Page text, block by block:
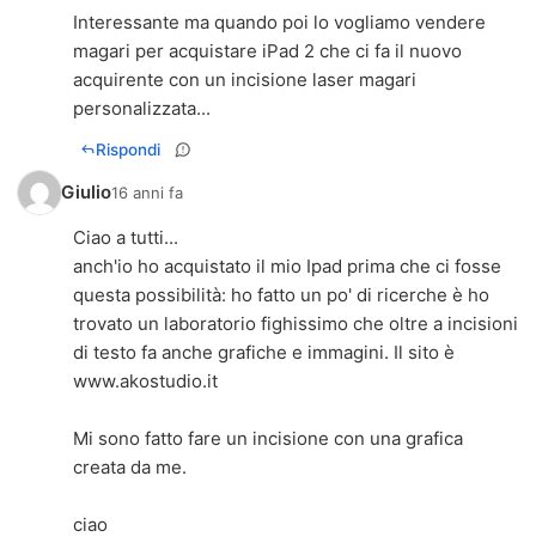
Interessante ma quando poi lo vogliamo vendere
magari per acquistare iPad 2 che ci fa il nuovo
acquirente con un incisione laser magari
personalizzata...
Rispondi
Giulio16 anni fa
Ciao a tutti...
anch'io ho acquistato il mio Ipad prima che ci fosse
questa possibilità: ho fatto un po' di ricerche è ho
trovato un laboratorio fighissimo che oltre a incisioni
di testo fa anche grafiche e immagini. Il sito è
www.akostudio.it
Mi sono fatto fare un incisione con una grafica
creata da me.
ciao